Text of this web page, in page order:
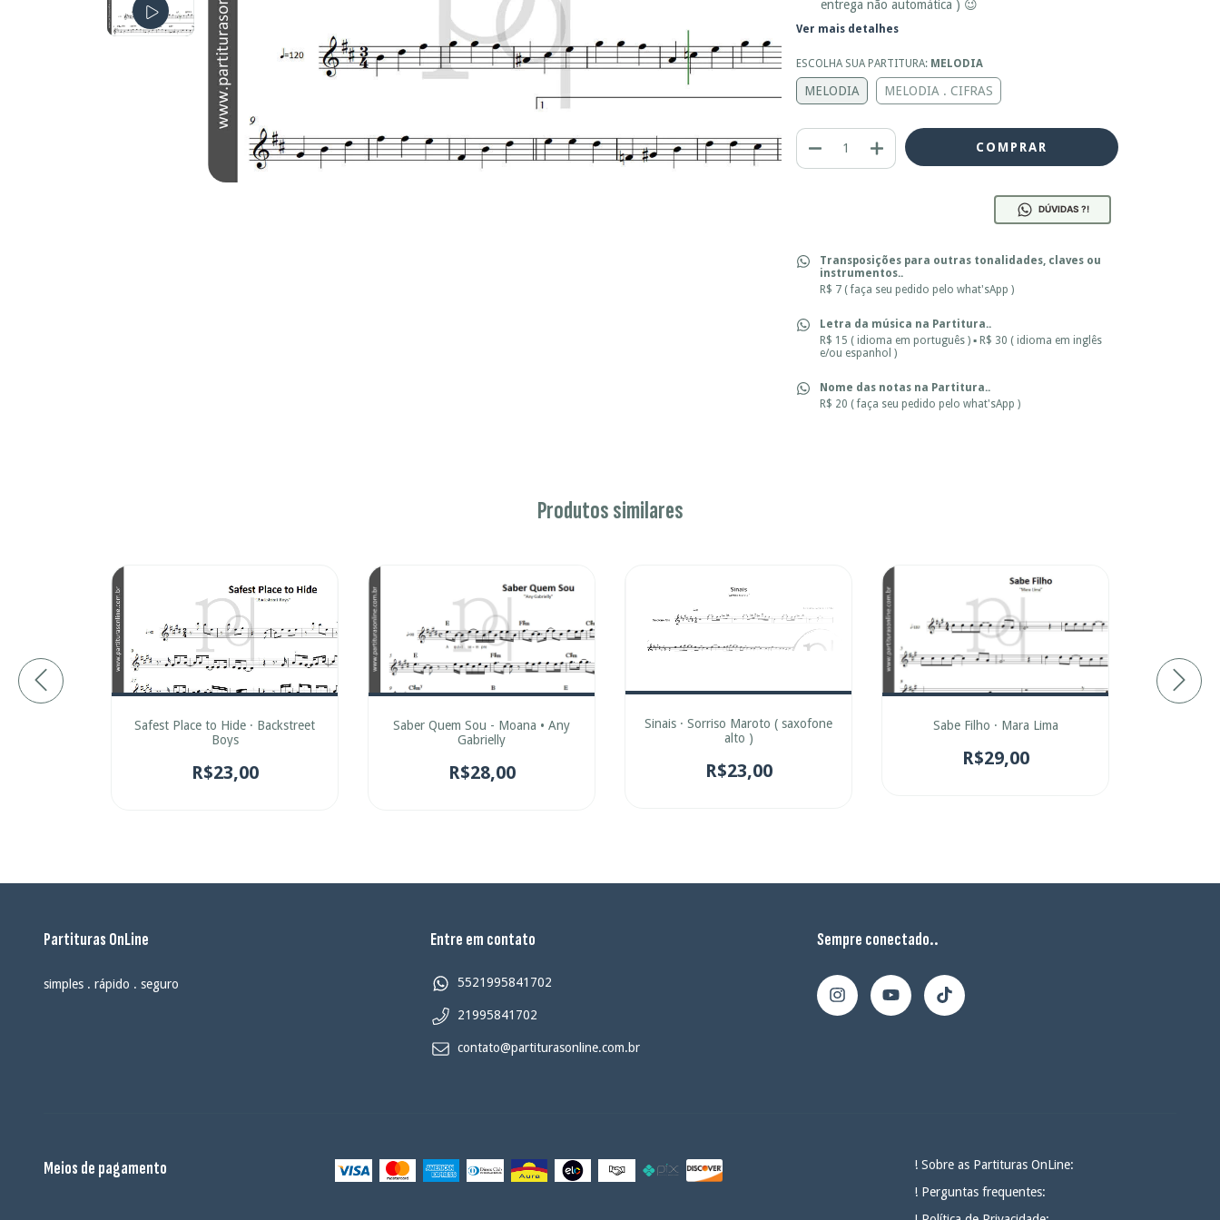
entrega não automática ) 😉
Ver mais detalhes
ESCOLHA SUA PARTITURA: MELODIA
MELODIA MELODIA . CIFRAS
DÚVIDAS ?!
Transposições para outras tonalidades, claves ou
instrumentos..
R$ 7 ( faça seu pedido pelo what'sApp )
Letra da música na Partitura..
R$ 15 ( idioma em português ) ▪ R$ 30 ( idioma em inglês
e/ou espanhol )
Nome das notas na Partitura..
R$ 20 ( faça seu pedido pelo what'sApp )
Produtos similares
Safest Place to Hide · Backstreet
Boys
R$23,00
Saber Quem Sou - Moana • Any
Gabrielly
R$28,00
Sinais · Sorriso Maroto ( saxofone
alto )
R$23,00
Sabe Filho · Mara Lima
R$29,00
Partituras OnLine
simples . rápido . seguro
Entre em contato
5521995841702
21995841702
contato@partiturasonline.com.br
Sempre conectado..
Meios de pagamento
! Sobre as Partituras OnLine:
! Perguntas frequentes: